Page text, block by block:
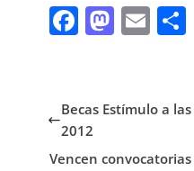
F
b
o
M
d
E
l
Becas Estímulo a
2012
Vencen